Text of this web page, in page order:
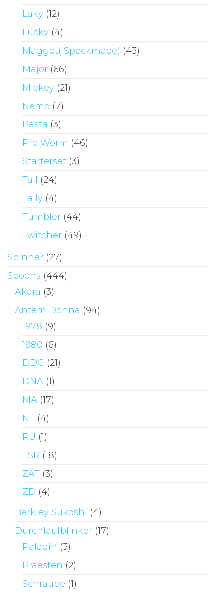
Laky (12)
Lucky (4)
Maggot( Speckmade) (43)
Major (66)
Mickey (21)
Nemo (7)
Pasta (3)
Pro Worm (46)
Starterset (3)
Tail (24)
Tally (4)
Tumbler (44)
Twitcher (49)
Spinner (27)
Spoons (444)
Akara (3)
Antem Dohna (94)
1978 (9)
1980 (6)
DDG (21)
DNA (1)
MA (17)
NT (4)
RU (1)
TSR (18)
ZAT (3)
ZD (4)
Berkley Sukoshi (4)
Durchlaufblinker (17)
Paladin (3)
Praesten (2)
Schraube (1)